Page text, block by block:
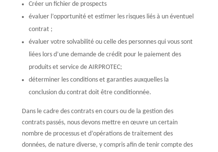
Créer un fichier de prospects
évaluer l’opportunité et estimer les risques liés à un éventuel
contrat ;
évaluer votre solvabilité ou celle des personnes qui vous sont
liées lors d’une demande de crédit pour le paiement des
produits et service de AIRPROTEC;
déterminer les conditions et garanties auxquelles la
conclusion du contrat doit être conditionnée.
Dans le cadre des contrats en cours ou de la gestion des
contrats passés, nous devons mettre en œuvre un certain
nombre de processus et d’opérations de traitement des
données, de nature diverse, y compris afin de tenir compte des